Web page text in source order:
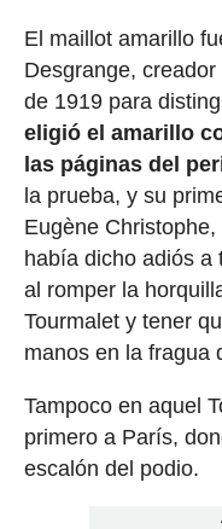
El maillot amarillo
Desgrange,
de 1919 para
eligió el amarillo
las páginas del
la prueba, y su
Eugène
había dicho adiós a
al romper la
Tourmalet y tener
manos en la fragua
Tampoco en aquel
primero a París,
escalón del podio.